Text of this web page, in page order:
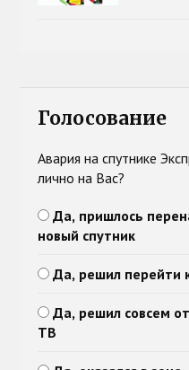
Голосование
Авария на спутнике
лично на Вас?
Да, пришлось
новый спутник
Да, решил перейти
Да, решил совсем
ТВ